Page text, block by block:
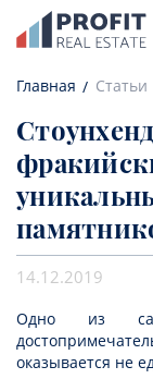
Главная Статьи
14.12.2019
Одно из
оказывается не